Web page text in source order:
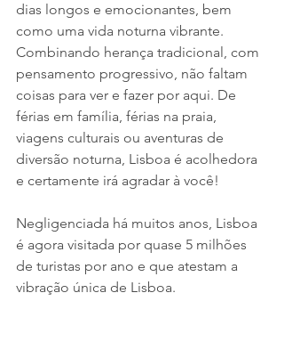
dias longos e emocionantes, bem
como uma vida noturna vibrante.
Combinando herança tradicional, com
pensamento progressivo, não faltam
coisas para ver e fazer por aqui. De
férias em família, férias na praia,
viagens culturais ou aventuras de
diversão noturna, Lisboa é acolhedora
e certamente irá agradar à você!
Negligenciada há muitos anos, Lisboa
é agora visitada por quase 5 milhões
de turistas por ano e que atestam a
vibração única de Lisboa.